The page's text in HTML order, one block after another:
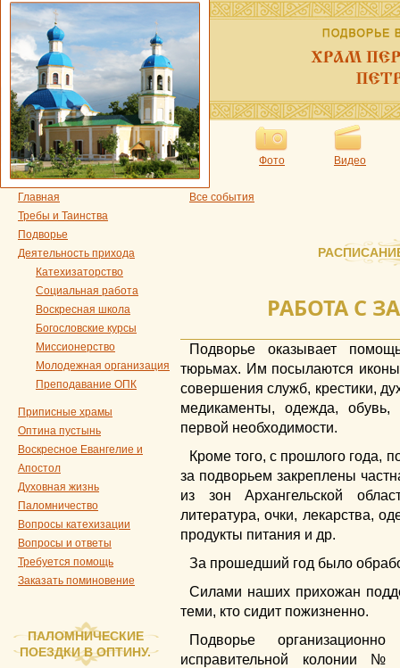
Фото Видео
Главная
Требы и Таинства
Подворье
Деятельность прихода
Катехизаторство
Социальная работа
Воскресная школа
Богословские курсы
Миссионерство
Молодежная организация
Преподавание ОПК
Приписные храмы
Оптина пустынь
Воскресное Евангелие и
Апостол
Духовная жизнь
Паломничество
Вопросы катехизации
Вопросы и ответы
Требуется помощь
Заказать поминовение
ПАЛОМНИЧЕСКИЕ
ПОЕЗДКИ В ОПТИНУ.
Все события
РАБОТА С
Подворье оказывает
тюрьмах. Им посылаются
совершения служб, крестики,
медикаменты, одежда,
первой необходимости.
Кроме того, с прошлого года,
за подворьем закреплены
из зон Архангельской
литература, очки, лекарства,
продукты питания и др.
За прошедший год было
Силами наших прихожан
теми, кто сидит пожизненно.
Подворье
исправительной